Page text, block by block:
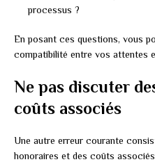
processus ?
En posant ces questions, vous
compatibilité entre vos attentes
Ne pas discuter
coûts associés
Une autre erreur courante
honoraires et des coûts associés